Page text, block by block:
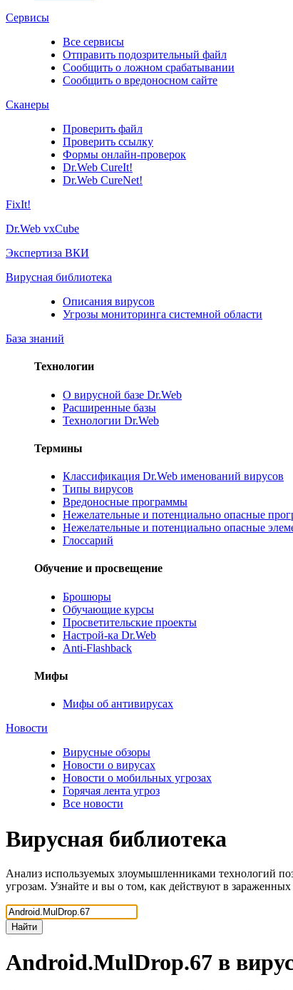
Сервисы
Все сервисы
Отправить подозрительный файл
Сообщить о ложном срабатывании
Сообщить о вредоносном сайте
Сканеры
Проверить файл
Проверить ссылку
Формы онлайн-проверок
Dr.Web CureIt!
Dr.Web CureNet!
FixIt!
Dr.Web vxCube
Экспертиза ВКИ
Вирусная библиотека
Описания вирусов
Угрозы мониторинга системной области
База знаний
Технологии
О вирусной базе Dr.Web
Расширенные базы
Технологии Dr.Web
Термины
Классификация Dr.Web именований вирусов
Типы вирусов
Вредоносные программы
Нежелательные и потенциально опасные
Нежелательные и потенциально опасные
Глоссарий
Обучение и просвещение
Брошюры
Обучающие курсы
Просветительские проекты
Настрой-ка Dr.Web
Anti-Flashback
Мифы
Мифы об антивирусах
Новости
Вирусные обзоры
Новости о вирусах
Новости о мобильных угрозах
Горячая лента угроз
Все новости
Вирусная библиотека
Анализ используемых злоумышленниками технологий
угрозам. Узнайте и вы о том, как действуют в
Найти
Android.MulDrop.67 в